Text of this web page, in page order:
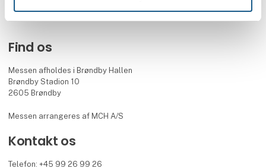
Find os
Messen afholdes i Brøndby Hallen
Brøndby Stadion 10
2605 Brøndby
Messen arrangeres af MCH A/S
Kontakt os
Telefon: +45 99 26 99 26